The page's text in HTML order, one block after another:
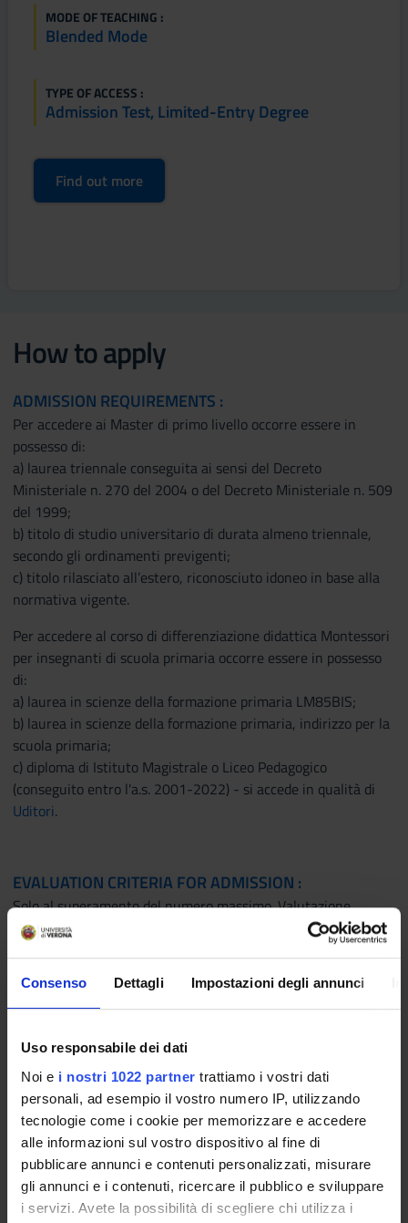
Consenso Dettagli Impostazioni degli annunci
Uso responsabile dei dati
Noi e i nostri 1022 partner trattiamo i vostri dati
personali, ad esempio il vostro numero IP, utilizzando
tecnologie come i cookie per memorizzare e accedere
alle informazioni sul vostro dispositivo al fine di
pubblicare annunci e contenuti personalizzati, misurare
gli annunci e i contenuti, ricercare il pubblico e sviluppare
i servizi. Avete la possibilità di scegliere chi utilizza i
MODE OF TEACHING :
Blended Mode
TYPE OF ACCESS :
Admission Test, Limited-Entry Degree
Find out more
How to apply
ADMISSION REQUIREMENTS :
Per accedere ai Master di primo livello occorre essere in
possesso di:
a) laurea triennale conseguita ai sensi del Decreto
Ministeriale n. 270 del 2004 o del Decreto Ministeriale n. 509
del 1999;
b) titolo di studio universitario di durata almeno triennale,
secondo gli ordinamenti previgenti;
c) titolo rilasciato all’estero, riconosciuto idoneo in base alla
normativa vigente.
Per accedere al corso di differenziazione didattica Montessori
per insegnanti di scuola primaria occorre essere in possesso
di:
a) laurea in scienze della formazione primaria LM85BIS;
b) laurea in scienze della formazione primaria, indirizzo per la
scuola primaria;
c) diploma di Istituto Magistrale o Liceo Pedagogico
(conseguito entro l'a.s. 2001-2022) - si accede in qualità di
Uditori.
EVALUATION CRITERIA FOR ADMISSION :
Solo al superamento del numero massimo. Valutazione
Curriculum Vitae e titoli.
L’eventuale selezione in caso di esubero delle domande
effettuata mediante apposita graduatoria formulata sulla
base della valutazione del Curriculum Vitae e titoli; a parità di
merito si terrà conto della data di presentazione della
domanda.
Se le richieste di ammissione non superano il numero di 40, si
intendono tutte accettate.
BENEFIT AND INCENTIVES